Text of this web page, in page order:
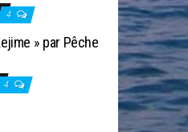
4
» par Pêche
4